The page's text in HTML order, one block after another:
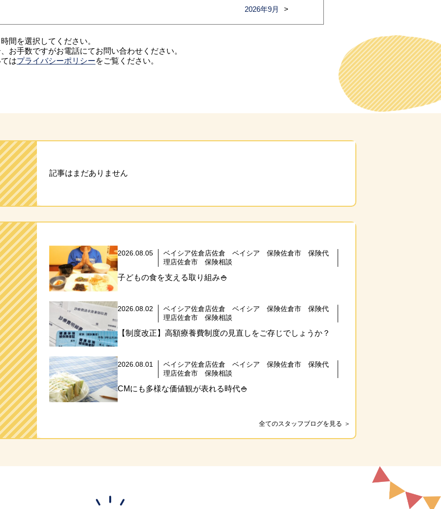
2026年9月
間を選択してください。
お手数ですがお電話にてお問い合わせください。
はプライバシーポリシーをご覧ください。
記事はまだありません
2026.08.05
ベイシア佐倉店佐倉 ベイシア 保険佐倉市 保険代
理店佐倉市 保険相談
子どもの食を支える取り組み🍚
2026.08.02
ベイシア佐倉店佐倉 ベイシア 保険佐倉市 保険代
理店佐倉市 保険相談
【制度改正】高額療養費制度の見直しをご存じでしょうか？
2026.08.01
ベイシア佐倉店佐倉 ベイシア 保険佐倉市 保険代
理店佐倉市 保険相談
CMにも多様な価値観が表れる時代🍚
全てのスタッフブログを見る ＞